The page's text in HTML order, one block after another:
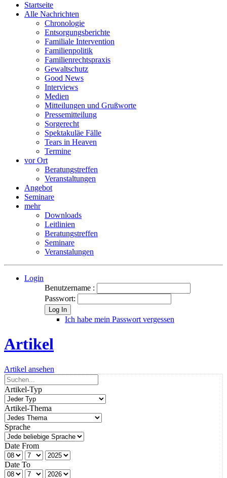
Startseite
Alle Nachrichten
Chronologie
Entsorgungsberichte
Familiale Intervention
Familienpolitik
Familienrechtspraxis
Gewaltschutz
Good News
Interviews
Medien
Mitteilungen und Grußworte
Pressemitteilung
Sorgerecht
Spektakuläe Fälle
Tears in Heaven
Termine
vor Ort
Beratungstreffen
Veranstaltungen
Angebot
Seminare
mehr
Downloads
Leitlinien
Beratungstreffen
Seminare
Veranstalungen
Login
Benutzername :
Passwort:
Log In
Ich habe mein Passwort vergessen
Artikel
Artikel ansehen
Artikel-Typ
Artikel-Thema
Sprache
Date From
Date To